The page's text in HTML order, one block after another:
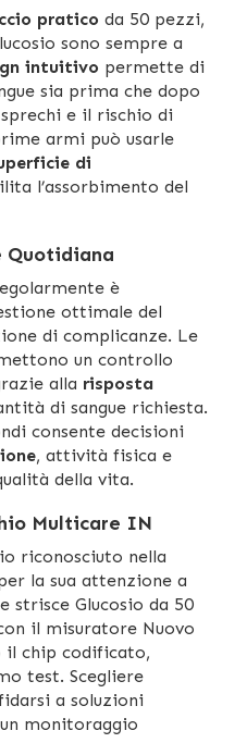
pratico da 50 pezzi,
sono sempre a
intuitivo permette di
sia prima che dopo
e il rischio di
armi può usarle
di
l’assorbimento del
Quotidiana
è
ottimale del
di complicanze. Le
un controllo
alla risposta
di sangue richiesta.
consente decisioni
, attività fisica e
della vita.
Multicare IN
riconosciuto nella
la sua attenzione a
strisce Glucosio da 50
il misuratore Nuovo
il chip codificato,
test. Scegliere
a soluzioni
monitoraggio